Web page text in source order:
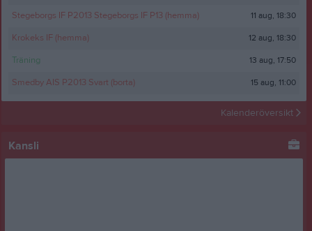
Stegeborgs IF P2013 Stegeborgs IF P13 (hemma) 11 aug, 18:30
Krokeks IF (hemma) 12 aug, 18:30
Träning 13 aug, 17:50
Smedby AIS P2013 Svart (borta) 15 aug, 11:00
Kalenderöversikt
Kansli